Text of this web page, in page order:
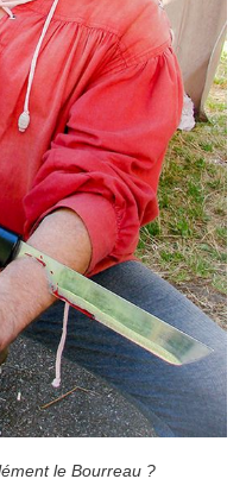
le Bourreau ?